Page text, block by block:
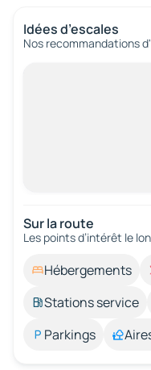
Idées d’escales
Nos recommandations
Sur la route
Les points d’intérêt le
Hébergements
Stations service
Parkings